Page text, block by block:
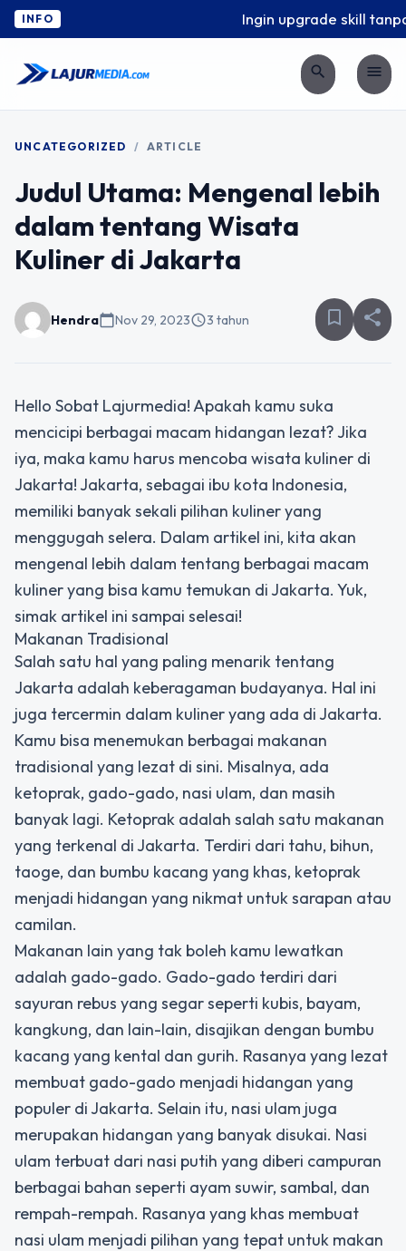
INFO Ingin upgrade skill
search menu
UNCATEGORIZED / ARTICLE
Judul Utama: Mengenal lebih
dalam tentang Wisata
Kuliner di Jakarta
Hendracalendar_todayNov 29, 2023schedule3 tahun bookmark_border share
Hello Sobat Lajurmedia! Apakah kamu suka
mencicipi berbagai macam hidangan lezat? Jika
iya, maka kamu harus mencoba wisata kuliner di
Jakarta! Jakarta, sebagai ibu kota Indonesia,
memiliki banyak sekali pilihan kuliner yang
menggugah selera. Dalam artikel ini, kita akan
mengenal lebih dalam tentang berbagai macam
kuliner yang bisa kamu temukan di Jakarta. Yuk,
simak artikel ini sampai selesai!
Makanan Tradisional
Salah satu hal yang paling menarik tentang
Jakarta adalah keberagaman budayanya. Hal ini
juga tercermin dalam kuliner yang ada di Jakarta.
Kamu bisa menemukan berbagai makanan
tradisional yang lezat di sini. Misalnya, ada
ketoprak, gado-gado, nasi ulam, dan masih
banyak lagi. Ketoprak adalah salah satu makanan
yang terkenal di Jakarta. Terdiri dari tahu, bihun,
taoge, dan bumbu kacang yang khas, ketoprak
menjadi hidangan yang nikmat untuk sarapan atau
camilan.
Makanan lain yang tak boleh kamu lewatkan
adalah gado-gado. Gado-gado terdiri dari
sayuran rebus yang segar seperti kubis, bayam,
kangkung, dan lain-lain, disajikan dengan bumbu
kacang yang kental dan gurih. Rasanya yang lezat
membuat gado-gado menjadi hidangan yang
populer di Jakarta. Selain itu, nasi ulam juga
merupakan hidangan yang banyak disukai. Nasi
ulam terbuat dari nasi putih yang diberi campuran
berbagai bahan seperti ayam suwir, sambal, dan
rempah-rempah. Rasanya yang khas membuat
nasi ulam menjadi pilihan yang tepat untuk makan